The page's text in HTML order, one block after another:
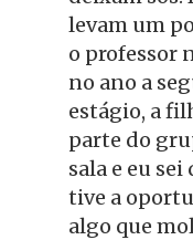
levam um
o professor
no ano a
estágio, a
parte do
sala e eu
tive a
algo que